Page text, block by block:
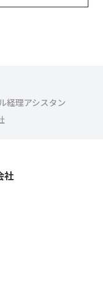
経理アシスタン
社